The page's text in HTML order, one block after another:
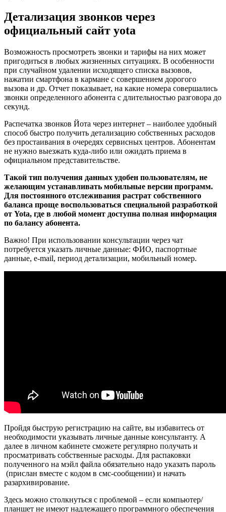
Детализация звонков через
официальный сайт yota
Возможность просмотреть звонки и тарифы на них может
пригодиться в любых жизненных ситуациях. В особенности
при случайном удалении исходящего списка вызовов,
нажатии смартфона в кармане с совершением дорогого
вызова и др. Отчет показывает, на какие номера совершались
звонки определенного абонента с длительностью разговора до
секунд.
Распечатка звонков Йота через интернет – наиболее удобный
способ быстро получить детализацию собственных расходов
без простаивания в очередях сервисных центров. Абонентам
не нужно выезжать куда-либо или ожидать приема в
официальном представительстве.
Такой тип получения данных удобен пользователям, не
желающим устанавливать мобильные версии программ.
Для постоянного отслеживания растрат собственного
баланса проще воспользоваться специальной разработкой
от Yota, где в любой момент доступна полная информация
по балансу абонента.
Важно! При использовании консультации через чат
потребуется указать личные данные: ФИО, паспортные
данные, e-mail, период детализации, мобильный номер.
Пройдя быструю регистрацию на сайте, вы избавитесь от
необходимости указывать личные данные консультанту. А
далее в личном кабинете сможете регулярно получать и
просматривать собственные расходы. Для распаковки
полученного на мэйл файла обязательно надо указать пароль
(прислан вместе с кодом в смс-сообщении) и начать
разархивирование.
Здесь можно столкнуться с проблемой – если компьютер/
планшет не имеют надлежащего программного обеспечения